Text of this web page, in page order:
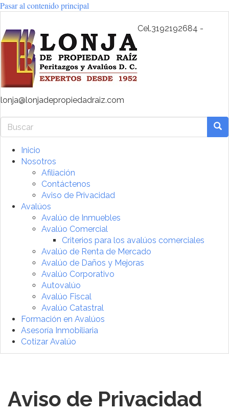
Pasar al contenido principal
Cel.3192192684 -
lonja@lonjadepropiedadraiz.com
Buscar
Inicio
Nosotros
Afiliación
Contáctenos
Aviso de Privacidad
Avalúos
Avalúo de Inmuebles
Avalúo Comercial
Criterios para los avalúos comerciales
Avalúo de Renta de Mercado
Avalúo de Daños y Mejoras
Avalúo Corporativo
Autovalúo
Avalúo Fiscal
Avalúo Catastral
Formación en Avalúos
Asesoría Inmobiliaria
Cotizar Avalúo
Aviso de Privacidad